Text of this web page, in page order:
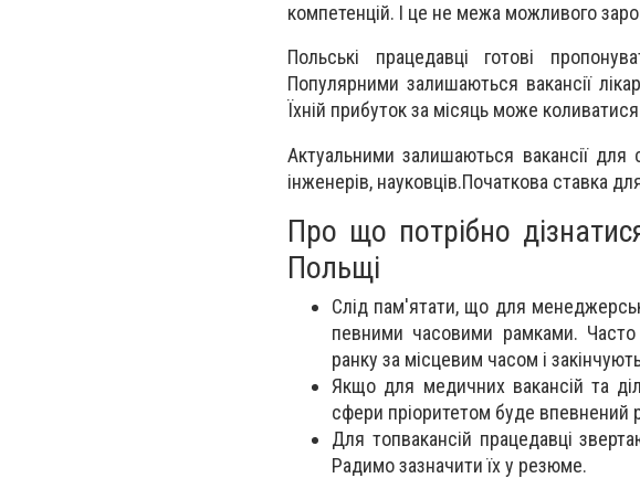
компетенцій. І це не межа можливого
Польські працедавці готові
Популярними залишаються вакансії
Їхній прибуток за місяць може
Актуальними залишаються вакансії
інженерів, науковців.Початкова ставка
Про що потрібно
Польщі
Слід пам'ятати, що для
певними часовими рамками. Часто
ранку за місцевим часом і
Якщо для медичних вакансій та
сфери пріоритетом буде впевнений
Для топвакансій працедавці
Радимо зазначити їх у резюме.